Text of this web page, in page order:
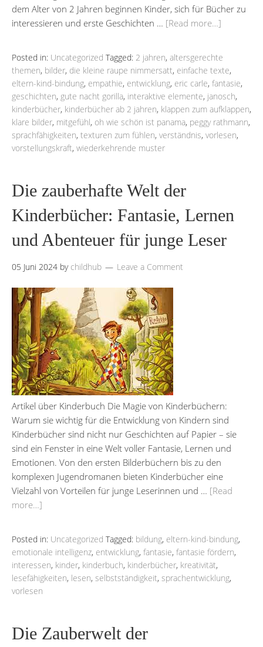
dem Alter von 2 Jahren beginnen Kinder, sich für Bücher zu
interessieren und erste Geschichten … [Read more…]
Posted in: Uncategorized Tagged: 2 jahren, altersgerechte
themen, bilder, die kleine raupe nimmersatt, einfache texte,
eltern-kind-bindung, empathie, entwicklung, eric carle, fantasie,
geschichten, gute nacht gorilla, interaktive elemente, janosch,
kinderbücher, kinderbücher ab 2 jahren, klappen zum aufklappen,
klare bilder, mitgefühl, oh wie schön ist panama, peggy rathmann,
sprachfähigkeiten, texturen zum fühlen, verständnis, vorlesen,
vorstellungskraft, wiederkehrende muster
Die zauberhafte Welt der
Kinderbücher: Fantasie, Lernen
und Abenteuer für junge Leser
05 Juni 2024 by childhub Leave a Comment
Artikel über Kinderbuch Die Magie von Kinderbüchern:
Warum sie wichtig für die Entwicklung von Kindern sind
Kinderbücher sind nicht nur Geschichten auf Papier – sie
sind ein Fenster in eine Welt voller Fantasie, Lernen und
Emotionen. Von den ersten Bilderbüchern bis zu den
komplexen Jugendromanen bieten Kinderbücher eine
Vielzahl von Vorteilen für junge Leserinnen und … [Read
more…]
Posted in: Uncategorized Tagged: bildung, eltern-kind-bindung,
emotionale intelligenz, entwicklung, fantasie, fantasie fördern,
interessen, kinder, kinderbuch, kinderbücher, kreativität,
lesefähigkeiten, lesen, selbstständigkeit, sprachentwicklung,
vorlesen
Die Zauberwelt der